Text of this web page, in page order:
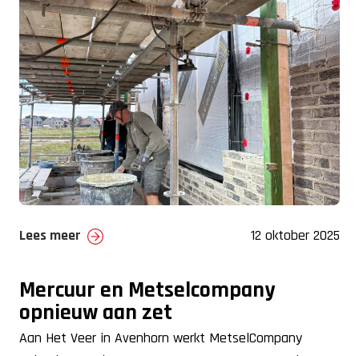
Lees meer 12 oktober 2025
Mercuur en Metselcompany
opnieuw aan zet
Aan Het Veer in Avenhorn werkt MetselCompany